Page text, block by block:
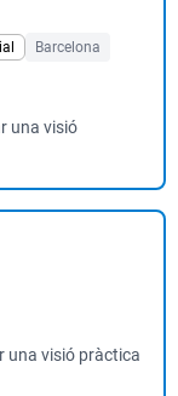
Barcelona
una visió
una visió pràctica